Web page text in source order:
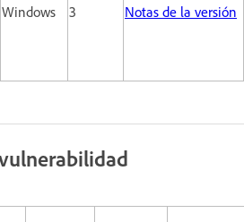
Windows 3 Notas de la versión